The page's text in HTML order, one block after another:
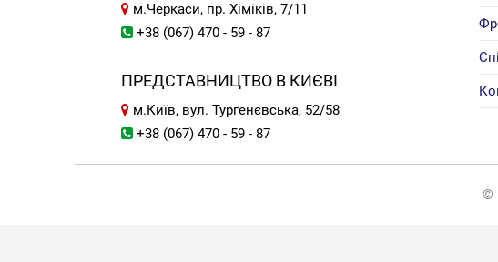
м.Черкаси, пр. Хіміків, 7/11
+38 (067) 470 - 59 - 87
ПРЕДСТАВНИЦТВО В КИЄВІ
м.Київ, вул. Тургенєвська, 52/58
+38 (067) 470 - 59 - 87
©